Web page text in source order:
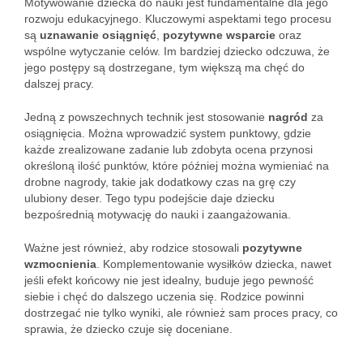
rozwoju edukacyjnego. Kluczowymi aspektami tego procesu
są uznawanie osiągnięć pozytywne wsparcie oraz
wspólne wytyczanie celów. Im bardziej dziecko odczuwa, że
jego postępy są dostrzegane, tym większą ma chęć do
dalszej pracy.
Jedną z powszechnych technik jest stosowanie nagród za
osiągnięcia. Można wprowadzić system punktowy, gdzie
każde zrealizowane zadanie lub zdobyta ocena przynosi
określoną ilość punktów, które później można wymieniać na
drobne nagrody, takie jak dodatkowy czas na grę czy
ulubiony deser. Tego typu podejście daje dziecku
bezpośrednią motywację do nauki i zaangażowania.
Ważne jest również, aby rodzice stosowali pozytywne
wzmocnienia . Komplementowanie wysiłków dziecka, nawet
jeśli efekt końcowy nie jest idealny, buduje jego pewność
siebie i chęć do dalszego uczenia się. Rodzice powinni
dostrzegać nie tylko wyniki, ale również sam proces pracy, co
sprawia, że dziecko czuje się doceniane.